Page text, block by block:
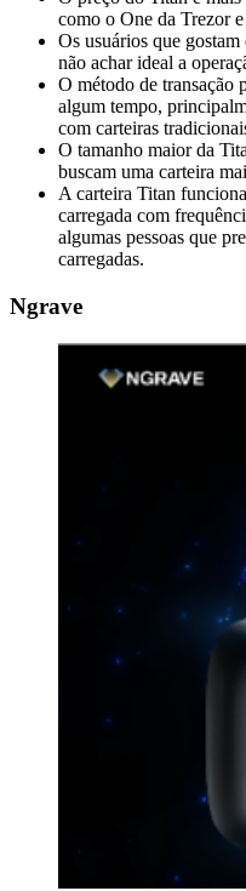
como o One da Trezor
Os usuários que
não achar ideal a
O método de transação
algum tempo,
com carteiras
O tamanho maior da
buscam uma carteira
A carteira Titan
carregada com
algumas pessoas que
carregadas.
Ngrave